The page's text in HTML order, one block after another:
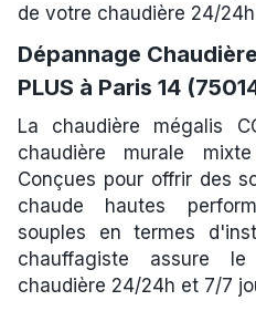
de votre chaudière 24/
Dépannage
PLUS à Paris 14
La chaudière mégalis
chaudière murale
Conçues pour offrir des
chaude hautes
souples en termes
chauffagiste assure
chaudière 24/24h et 7/7